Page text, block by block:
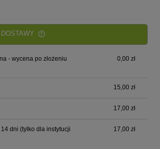
EWENTUALNYCH KOSZTÓW
- wycena po złożeniu
0,00 zł
15,00 zł
17,00 zł
dni (tylko dla instytucji
17,00 zł